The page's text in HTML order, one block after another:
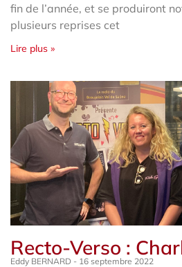
fin de l’année, et se produiront
plusieurs reprises cet
Lire plus »
Recto-Verso :
Eddy BERNARD 16 septembre 2022